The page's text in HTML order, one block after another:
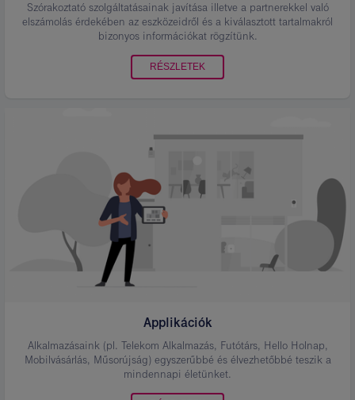
Szórakoztató szolgáltatásainak javítása illetve a partnerekkel való
elszámolás érdekében az eszközeidről és a kiválasztott tartalmakról
bizonyos információkat rögzítünk.
RÉSZLETEK
Applikációk
Alkalmazásaink (pl. Telekom Alkalmazás, Futótárs, Hello Holnap,
Mobilvásárlás, Műsorújság) egyszerűbbé és élvezhetőbbé teszik a
mindennapi életünket.